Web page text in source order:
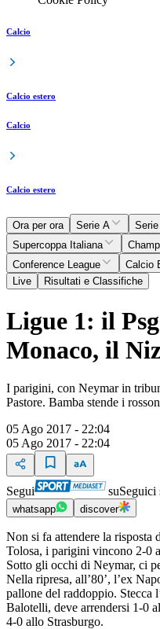
Calcio
Calcio estero
Calcio
Calcio estero
Ora per ora Serie A
Supercoppa Italiana
Conference League
Calcio
Live
Risultati e Classifiche
Ligue 1: il
Monaco, il
I parigini, con Neymar in
Pastore. Bamba stende i
05 Ago 2017 - 22:04
05 Ago 2017 - 22:04
Segui suSeguici
whatsapp discover
Non si fa attendere la risposta
Tolosa, i parigini vincono 2-0
Sotto gli occhi di Neymar, ci
Nella ripresa, all’80’, l’ex
pallone del raddoppio. Stecca
Balotelli, deve arrendersi 1-0
4-0 allo Strasburgo.